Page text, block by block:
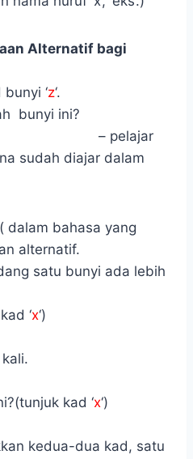
Alternatif bagi
‘z‘.
bunyi ini?
/z/ – pelajar
sudah diajar dalam
dalam bahasa yang
alternatif.
satu bunyi ada lebih
‘x‘)
kad ‘x‘)
dua kad, satu